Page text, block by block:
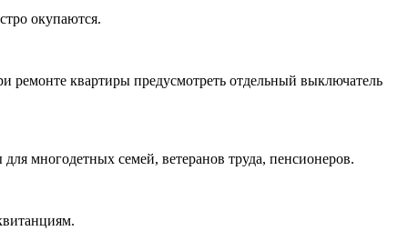
окупаются.
ремонте квартиры предусмотреть отдельный выключатель
многодетных семей, ветеранов труда, пенсионеров.